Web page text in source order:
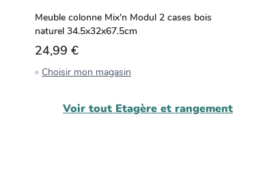
Meuble colonne Mix'n Modul 2 cases bois
naturel 34.5x32x67.5cm
24,99 €
Choisir mon magasin
Voir tout Etagère et rangement